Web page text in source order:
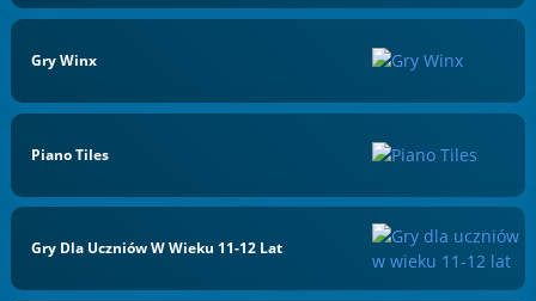
Gry Winx
Piano Tiles
Gry Dla Uczniów W Wieku 11-12 Lat